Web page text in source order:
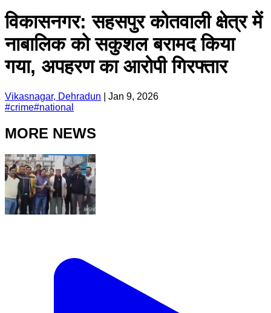
विकासनगर: सहसपुर कोतवाली क्षेत्र में
नाबालिक को सकुशल बरामद किया
गया, अपहरण का आरोपी गिरफ्तार
Vikasnagar, Dehradun
Jan 9, 2026
#crime#national
MORE NEWS